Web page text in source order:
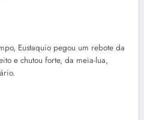
Eustaquio pegou um rebote da
e chutou forte, da meia-lua,